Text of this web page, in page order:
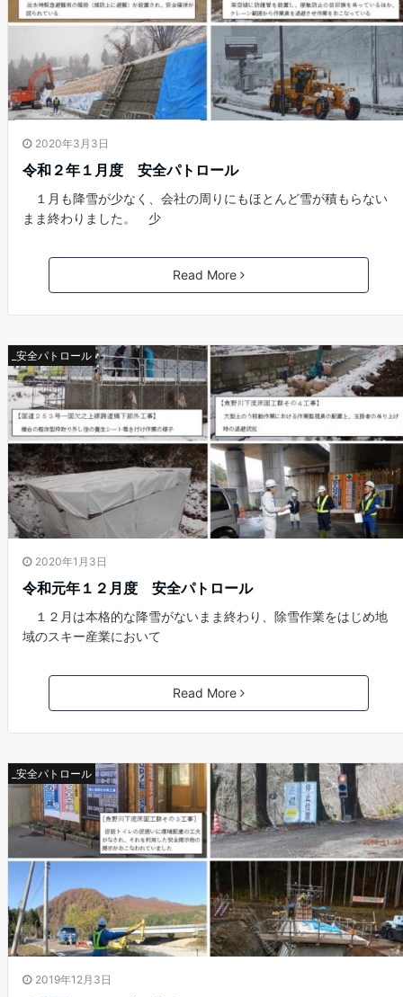
2020年3月3日
令和２年１月度 安全パトロール
１月も降雪が少なく、会社の周りにもほとんど雪が積もらない
まま終わりました。 少
Read More
_安全パトロール
2020年1月3日
令和元年１２月度 安全パトロール
１２月は本格的な降雪がないまま終わり、除雪作業をはじめ地
域のスキー産業において
Read More
_安全パトロール
2019年12月3日